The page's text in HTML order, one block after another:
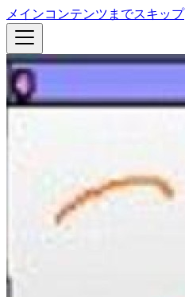
メインコンテンツまでスキップ